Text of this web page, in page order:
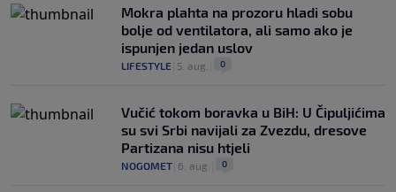
Mokra plahta na prozoru hladi sobu
bolje od ventilatora, ali samo ako je
ispunjen jedan uslov
LIFESTYLE 5. aug. 0
Vučić tokom boravka u BiH: U Čipuljićima
su svi Srbi navijali za Zvezdu, dresove
Partizana nisu htjeli
NOGOMET 6. aug. 0